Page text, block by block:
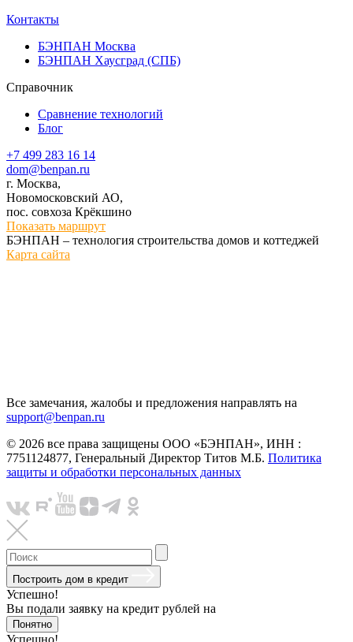
Контакты
БЭНПАН Москва
БЭНПАН Хаусград (СПБ)
Справочник
Сравнение технологий
Блог
+7 499 283 16 14
dom@benpan.ru
г. Москва,
Новомосковский АО,
пос. совхоза Крёкшино
Показать маршрут
БЭНПАН – технология строительства домов и коттеджей
Карта сайта
Все замечания, жалобы и предложения направлять на
support@benpan.ru
© 2026 все права защищены ООО «БЭНПАН», ИНН :
7751124877, Генеральный Директор Титов М.Б. Политика
защиты и обработки персональных данных
Построить дом в кредит
Успешно!
Вы подали заявку на кредит рублей на
Понятно